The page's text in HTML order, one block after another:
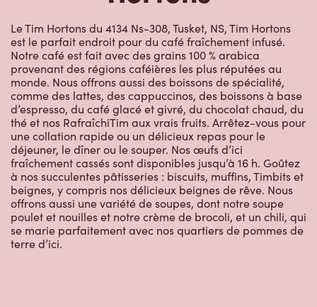
Le Tim Hortons du 4134 Ns-308, Tusket, NS, Tim Hortons
est le parfait endroit pour du café fraîchement infusé.
Notre café est fait avec des grains 100 % arabica
provenant des régions caféières les plus réputées au
monde. Nous offrons aussi des boissons de spécialité,
comme des lattes, des cappuccinos, des boissons à base
d’espresso, du café glacé et givré, du chocolat chaud, du
thé et nos RafraîchiTim aux vrais fruits. Arrêtez-vous pour
une collation rapide ou un délicieux repas pour le
déjeuner, le dîner ou le souper. Nos œufs d’ici
fraîchement cassés sont disponibles jusqu’à 16 h. Goûtez
à nos succulentes pâtisseries : biscuits, muffins, Timbits et
beignes, y compris nos délicieux beignes de rêve. Nous
offrons aussi une variété de soupes, dont notre soupe
poulet et nouilles et notre crème de brocoli, et un chili, qui
se marie parfaitement avec nos quartiers de pommes de
terre d’ici.